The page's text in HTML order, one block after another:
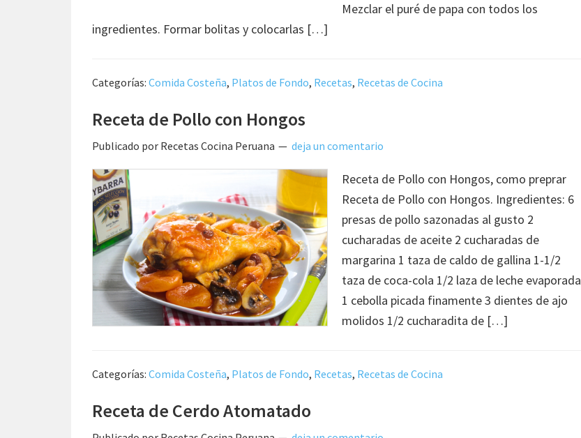
Mezclar el puré de papa con todos los
ingredientes. Formar bolitas y colocarlas […]
Categorías: Comida Costeña, Platos de Fondo, Recetas, Recetas de Cocina
Receta de Pollo con Hongos
Publicado por Recetas Cocina Peruana deja un comentario
Receta de Pollo con Hongos, como preprar
Receta de Pollo con Hongos. Ingredientes: 6
presas de pollo sazonadas al gusto 2
cucharadas de aceite 2 cucharadas de
margarina 1 taza de caldo de gallina 1-1/2
taza de coca-cola 1/2 laza de leche evaporada
1 cebolla picada finamente 3 dientes de ajo
molidos 1/2 cucharadita de […]
Categorías: Comida Costeña, Platos de Fondo, Recetas, Recetas de Cocina
Receta de Cerdo Atomatado